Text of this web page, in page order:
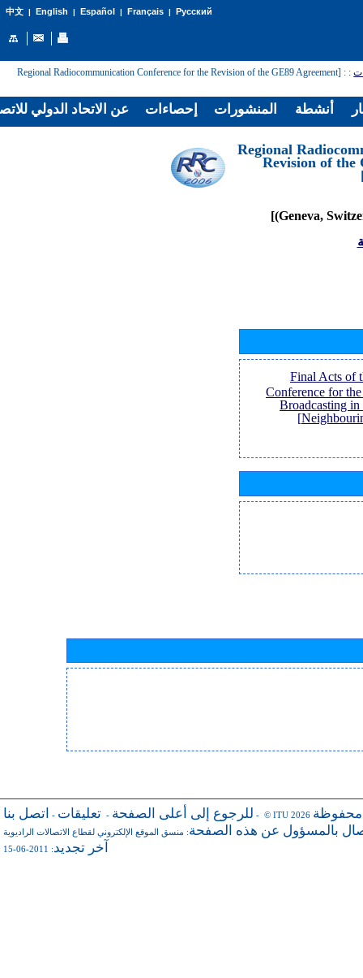
中文| English | Español | Français| Русский
:
: [Regional Radiocommunication Conference for the Revision of the GE89 Agreement
[Regional
Revision of the
[Final Acts of
Conference for
Broadcasting
للرجوع إلى أعلى الصفحة - تعليقات - اتصل بنا - © ITU 2026 محفوظة
بالمسؤول عن هذه الصفحة: منسق الموقع الإلكتروني لقطاع الاتصالات الراديوية
آخر تجديد: 2011-06-15
عن الاتحاد الدولي إحصاءات المنشورات أنشطة